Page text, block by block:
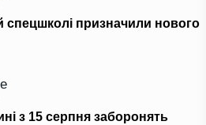
спецшколі призначили нового
з 15 серпня заборонять